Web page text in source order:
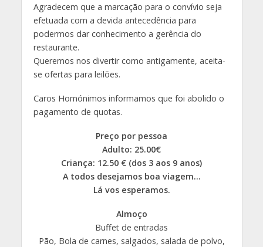
Agradecem que a marcação para o convívio seja
efetuada com a devida antecedência para
podermos dar conhecimento a gerência do
restaurante.
Queremos nos divertir como antigamente, aceita-
se ofertas para leilões.
Caros Homónimos informamos que foi abolido o
pagamento de quotas.
Preço por pessoa
Adulto: 25.00€
Criança: 12.50 € (dos 3 aos 9 anos)
A todos desejamos boa viagem…
Lá vos esperamos.
Almoço
Buffet de entradas
Pão, Bola de carnes, salgados, salada de polvo,